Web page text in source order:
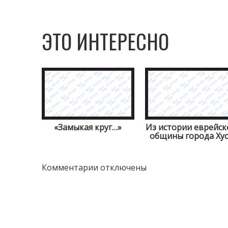
ЭТО ИНТЕРЕСНО
«Замыкая круг…» Из истории
общины города
Комментарии отключены